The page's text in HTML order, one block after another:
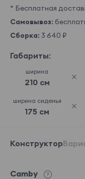
* Бесплатная
Самовывоз:
Сборка: 3 640 ₽
Габариты:
ширина
210 см
ширина сиденья
175 см
Конструктор
Camby